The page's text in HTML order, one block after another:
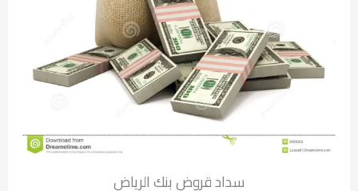
سداد قروض بنك الرياض